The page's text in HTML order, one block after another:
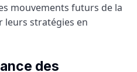
mouvements futurs de la
leurs stratégies en
des